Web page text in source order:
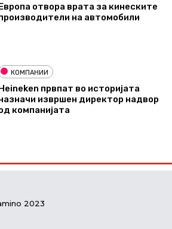
отвора врата за кинеските
на автомобили
КОМПАНИИ
првпат во историјата
извршен директор надвор
компанијата
2023